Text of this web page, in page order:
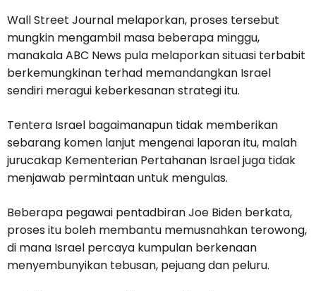
Wall Street Journal melaporkan, proses tersebut
mungkin mengambil masa beberapa minggu,
manakala ABC News pula melaporkan situasi terbabit
berkemungkinan terhad memandangkan Israel
sendiri meragui keberkesanan strategi itu.
Tentera Israel bagaimanapun tidak memberikan
sebarang komen lanjut mengenai laporan itu, malah
jurucakap Kementerian Pertahanan Israel juga tidak
menjawab permintaan untuk mengulas.
Beberapa pegawai pentadbiran Joe Biden berkata,
proses itu boleh membantu memusnahkan terowong,
di mana Israel percaya kumpulan berkenaan
menyembunyikan tebusan, pejuang dan peluru.